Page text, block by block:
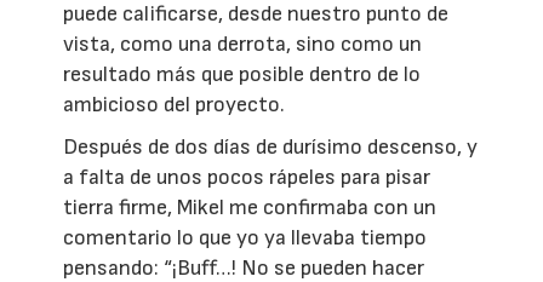
puede calificarse, desde nuestro punto de
vista, como una derrota, sino como un
resultado más que posible dentro de lo
ambicioso del proyecto.
Después de dos días de durísimo descenso, y
a falta de unos pocos rápeles para pisar
tierra firme, Mikel me confirmaba con un
comentario lo que yo ya llevaba tiempo
pensando: “¡Buff…! No se pueden hacer